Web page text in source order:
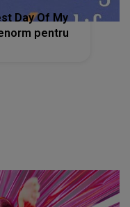
Day Of My
pentru